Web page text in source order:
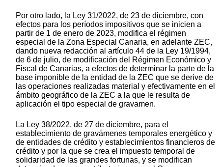
Por otro lado, la Ley 31/2022, de 23 de diciembre, con
efectos para los períodos impositivos que se inicien a
partir de 1 de enero de 2023, modifica el régimen
especial de la Zona Especial Canaria, en adelante ZEC,
dando nueva redacción al artículo 44 de la Ley 19/1994,
de 6 de julio, de modificación del Régimen Económico y
Fiscal de Canarias, a efectos de determinar la parte de la
base imponible de la entidad de la ZEC que se derive de
las operaciones realizadas material y efectivamente en el
ámbito geográfico de la ZEC a la que le resulta de
aplicación el tipo especial de gravamen.
La Ley 38/2022, de 27 de diciembre, para el
establecimiento de gravámenes temporales energético y
de entidades de crédito y establecimientos financieros de
crédito y por la que se crea el impuesto temporal de
solidaridad de las grandes fortunas, y se modifican